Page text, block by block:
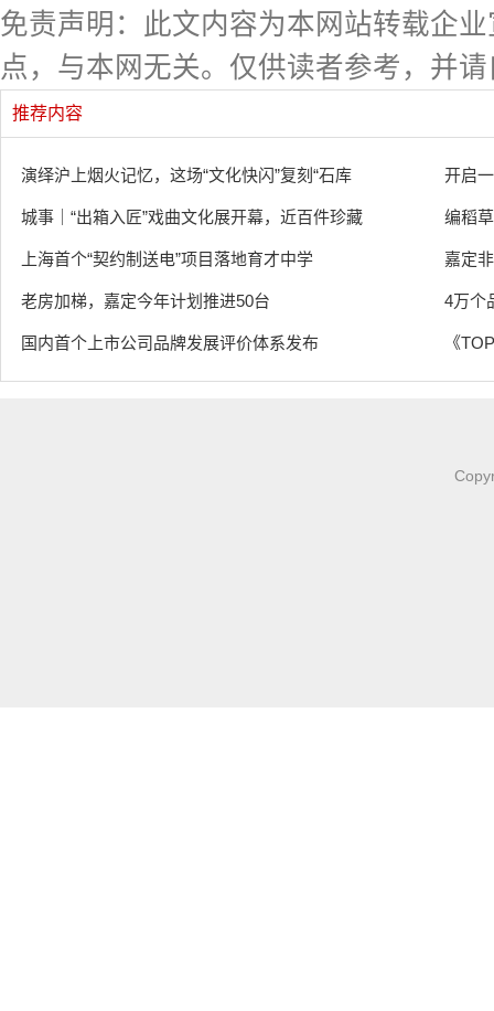
免责声明：此文内容为本网站转载企
点，与本网无关。仅供读者参考，并
推荐内容
演绎沪上烟火记忆，这场“文化快闪”复刻“石库 开启
城事｜“出箱入匠”戏曲文化展开幕，近百件珍藏 编稻
上海首个“契约制送电”项目落地育才中学 嘉定
老房加梯，嘉定今年计划推进50台 4万个
国内首个上市公司品牌发展评价体系发布 《